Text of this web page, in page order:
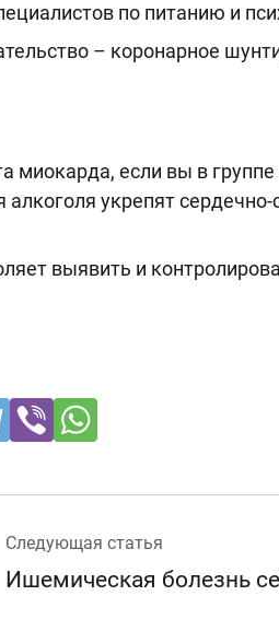
по питанию и
– коронарное
если вы в
укрепят
выявить и
Следующая статья
Ишемическая болезнь